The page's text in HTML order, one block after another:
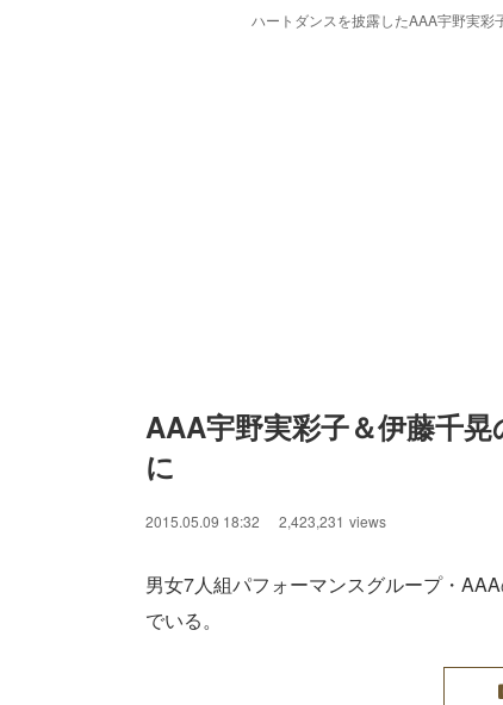
ハートダンスを披露したAAA宇野実彩
AAA宇野実彩子＆伊藤千
に
2015.05.09 18:32 2,423,231 views
男女7人組パフォーマンスグループ・
でいる。